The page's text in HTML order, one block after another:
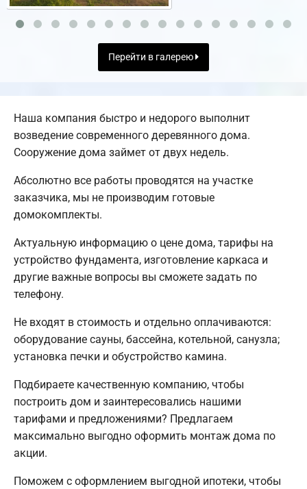
Перейти в галерею
Наша компания быстро и недорого выполнит
возведение современного деревянного дома.
Сооружение дома займет от двух недель.
Абсолютно все работы проводятся на участке
заказчика, мы не производим готовые
домокомплекты.
Актуальную информацию о цене дома, тарифы на
устройство фундамента, изготовление каркаса и
другие важные вопросы вы сможете задать по
телефону.
Не входят в стоимость и отдельно оплачиваются:
оборудование сауны, бассейна, котельной, санузла;
установка печки и обустройство камина.
Подбираете качественную компанию, чтобы
построить дом и заинтересовались нашими
тарифами и предложениями? Предлагаем
максимально выгодно оформить монтаж дома по
акции.
Поможем с оформлением выгодной ипотеки, чтобы